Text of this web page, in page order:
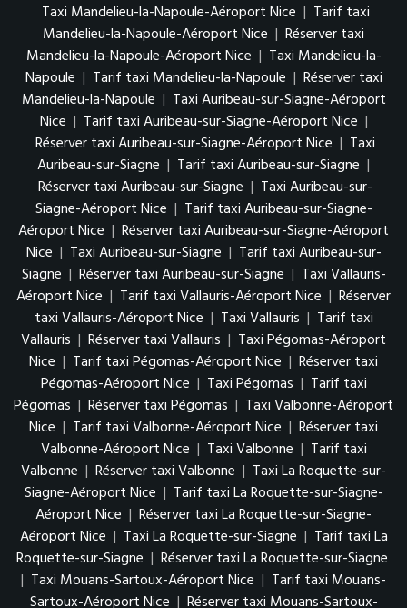
Taxi Mandelieu-la-Napoule-Aéroport Nice | Tarif taxi
Mandelieu-la-Napoule-Aéroport Nice | Réserver taxi
Mandelieu-la-Napoule-Aéroport Nice | Taxi Mandelieu-la-
Napoule | Tarif taxi Mandelieu-la-Napoule | Réserver taxi
Mandelieu-la-Napoule | Taxi Auribeau-sur-Siagne-Aéroport
Nice | Tarif taxi Auribeau-sur-Siagne-Aéroport Nice |
Réserver taxi Auribeau-sur-Siagne-Aéroport Nice | Taxi
Auribeau-sur-Siagne | Tarif taxi Auribeau-sur-Siagne |
Réserver taxi Auribeau-sur-Siagne | Taxi Auribeau-sur-
Siagne-Aéroport Nice | Tarif taxi Auribeau-sur-Siagne-
Aéroport Nice | Réserver taxi Auribeau-sur-Siagne-Aéroport
Nice | Taxi Auribeau-sur-Siagne | Tarif taxi Auribeau-sur-
Siagne | Réserver taxi Auribeau-sur-Siagne | Taxi Vallauris-
Aéroport Nice | Tarif taxi Vallauris-Aéroport Nice | Réserver
taxi Vallauris-Aéroport Nice | Taxi Vallauris | Tarif taxi
Vallauris | Réserver taxi Vallauris | Taxi Pégomas-Aéroport
Nice | Tarif taxi Pégomas-Aéroport Nice | Réserver taxi
Pégomas-Aéroport Nice | Taxi Pégomas | Tarif taxi
Pégomas | Réserver taxi Pégomas | Taxi Valbonne-Aéroport
Nice | Tarif taxi Valbonne-Aéroport Nice | Réserver taxi
Valbonne-Aéroport Nice | Taxi Valbonne | Tarif taxi
Valbonne | Réserver taxi Valbonne | Taxi La Roquette-sur-
Siagne-Aéroport Nice | Tarif taxi La Roquette-sur-Siagne-
Aéroport Nice | Réserver taxi La Roquette-sur-Siagne-
Aéroport Nice | Taxi La Roquette-sur-Siagne | Tarif taxi La
Roquette-sur-Siagne | Réserver taxi La Roquette-sur-Siagne
| Taxi Mouans-Sartoux-Aéroport Nice | Tarif taxi Mouans-
Sartoux-Aéroport Nice | Réserver taxi Mouans-Sartoux-